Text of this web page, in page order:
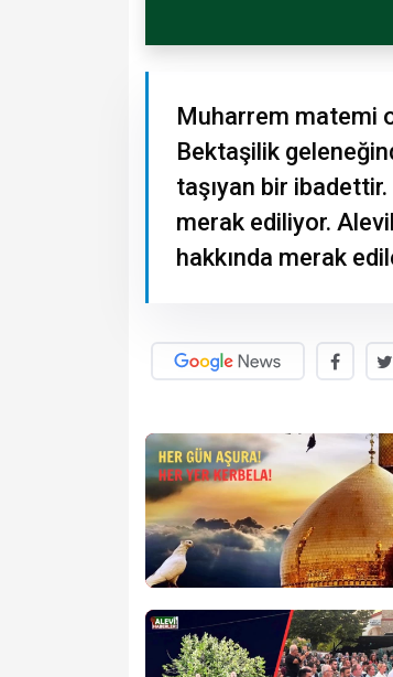
Muharrem matemi
Bektaşilik
taşıyan bir
merak ediliyor.
hakkında merak